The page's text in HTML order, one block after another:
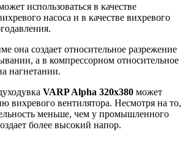
использоваться в качестве
насоса и в качестве вихревого
она создает относительное разрежение
а в компрессорном относительное
нагнетании.
VARP Alpha 320x380 может
вихревого вентилятора. Несмотря на то,
меньше, чем у промышленного
более высокий напор.